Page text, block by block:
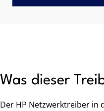
Was dieser
Der HP Netzwerktreiber in